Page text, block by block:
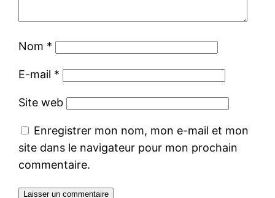
Nom *
E-mail *
Site web
Enregistrer mon nom, mon e-mail et mon
site dans le navigateur pour mon prochain
commentaire.